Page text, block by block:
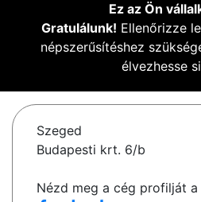
Ez az Ön
Gratulálunk! Ellenőrizze
népszerűsítéshez
élvezhesse
Szeged
Budapesti krt. 6/b
Nézd meg a cég profilját a